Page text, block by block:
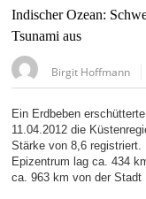
Indischer Ozean:
Tsunami aus
Birgit Hoffmann
Ein Erdbeben
11.04.2012 die
Stärke von 8,6
Epizentrum lag ca. 434
ca. 963 km von der